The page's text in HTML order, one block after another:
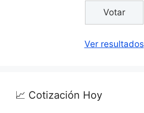
Ver resultados
📈 Cotización Hoy